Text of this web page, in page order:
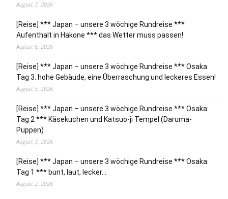
August 7, 2026
[Reise] *** Japan – unsere 3 wöchige Rundreise ***
Aufenthalt in Hakone *** das Wetter muss passen!
August 6, 2026
[Reise] *** Japan – unsere 3 wöchige Rundreise *** Osaka
Tag 3: hohe Gebäude, eine Überraschung und leckeres Essen!
August 5, 2026
[Reise] *** Japan – unsere 3 wöchige Rundreise *** Osaka:
Tag 2 *** Käsekuchen und Katsuo-ji Tempel (Daruma-
Puppen)
August 3, 2026
[Reise] *** Japan – unsere 3 wöchige Rundreise *** Osaka:
Tag 1 *** bunt, laut, lecker…
August 2, 2026